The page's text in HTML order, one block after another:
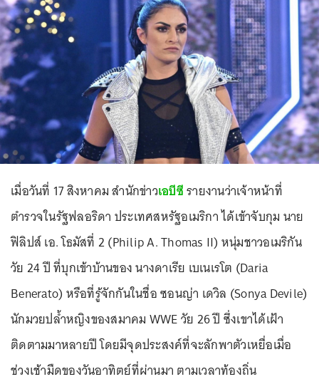
เมื่อวันที่ 17 สิงหาคม สำนักข่าวเอบีซีรายงานว่าเจ้าหน้าที่
ตำรวจในรัฐฟลอริดา ประเทศสหรัฐอเมริกา ได้เข้าจับกุม นาย
ฟิลิปส์ เอ. โธมัสที่ 2 (Philip A. Thomas II) หนุ่มชาวอเมริกัน
วัย 24 ปี ที่บุกเข้าบ้านของ นางดาเรีย เบเนเรโต (Daria
Benerato) หรือที่รู้จักกันในชื่อ ซอนญ่า เดวิล (Sonya Devile)
นักมวยปล้ำหญิงของสมาคม WWE วัย 26 ปี ซึ่งเขาได้เฝ้า
ติดตามมาหลายปี โดยมีจุดประสงค์ที่จะลักพาตัวเหยื่อเมื่อ
ช่วงเช้ามืดของวันอาทิตย์ที่ผ่านมา ตามเวลาท้องถิ่น